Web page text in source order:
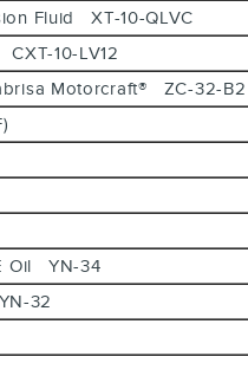
Fluid XT-10-QLVC
10-LV12
Motorcraft® ZC-32-B2
Oil YN-34
32